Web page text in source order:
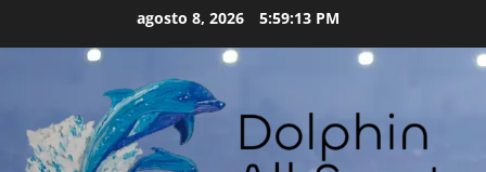
agosto 8, 2026 5:59:14 PM